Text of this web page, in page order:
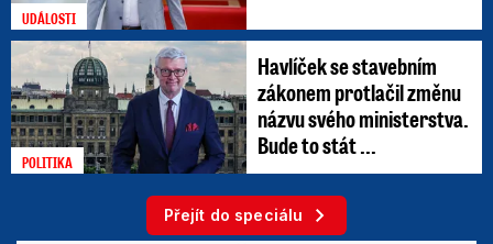
UDÁLOSTI
POLITIKA
Havlíček se stavebním
zákonem protlačil změnu
názvu svého ministerstva.
Bude to stát ...
Přejít do speciálu